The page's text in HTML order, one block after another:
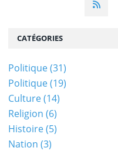
CATÉGORIES
Politique(31)
Politique(19)
Culture(14)
Religion (6)
Histoire(5)
Nation (3)